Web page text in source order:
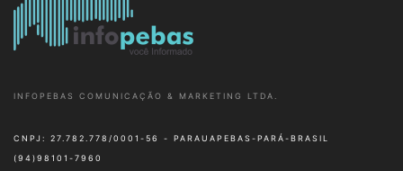
INFOPEBAS COMUNICAÇÃO & MARKETING LTDA.
CNPJ: 27.782.778/0001-56 - PARAUAPEBAS-PARÁ-BRASIL
(94)98101-7960